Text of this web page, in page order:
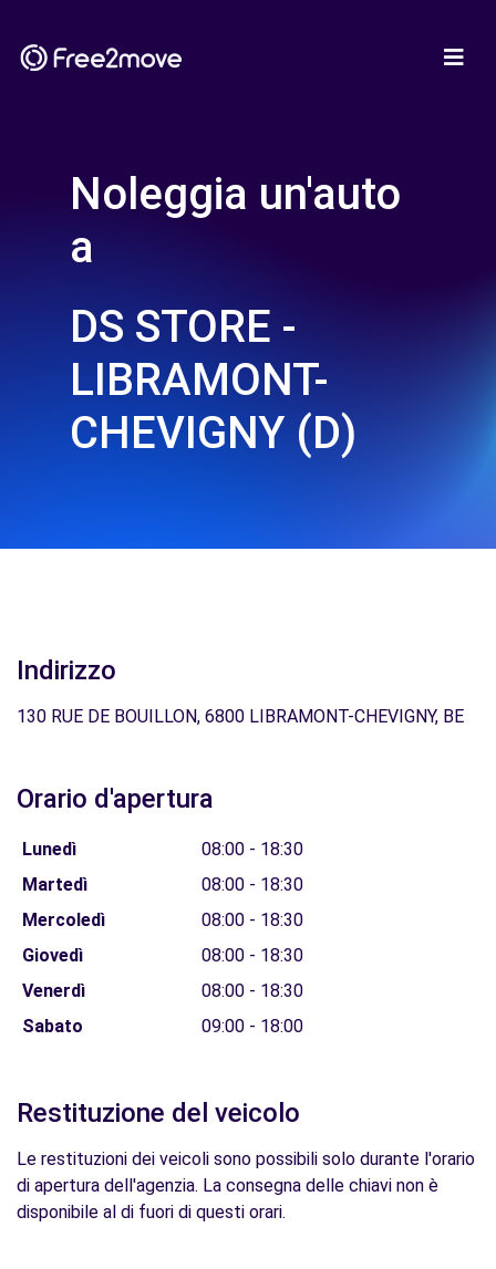
Noleggia un'auto
a
DS STORE -
LIBRAMONT-
CHEVIGNY (D)
Indirizzo
130 RUE DE BOUILLON, 6800 LIBRAMONT-CHEVIGNY, BE
Orario d'apertura
Lunedì
08:00 - 18:30
Martedì
08:00 - 18:30
Mercoledì
08:00 - 18:30
Giovedì
08:00 - 18:30
Venerdì
08:00 - 18:30
Sabato
09:00 - 18:00
Restituzione del veicolo
Le restituzioni dei veicoli sono possibili solo durante l'orario
di apertura dell'agenzia. La consegna delle chiavi non è
disponibile al di fuori di questi orari.